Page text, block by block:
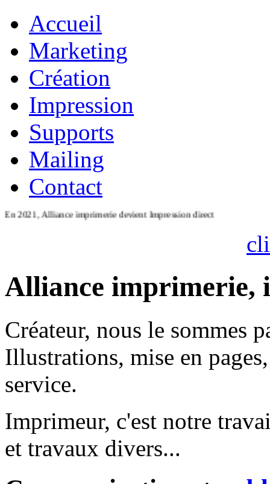
Accueil
Marketing
Création
Impression
Supports
Mailing
Contact
2021, Alliance imprimerie devient Impression direct
Alliance imprimerie,
Créateur, nous le sommes
Illustrations, mise en
service.
Imprimeur, c'est notre
et travaux divers...